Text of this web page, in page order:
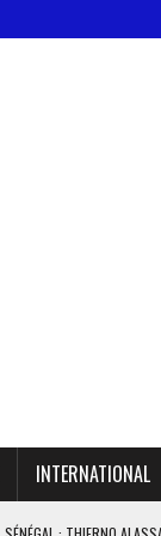
INTERNATIONAL